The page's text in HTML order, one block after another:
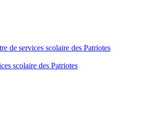
de services scolaire des Patriotes
scolaire des Patriotes